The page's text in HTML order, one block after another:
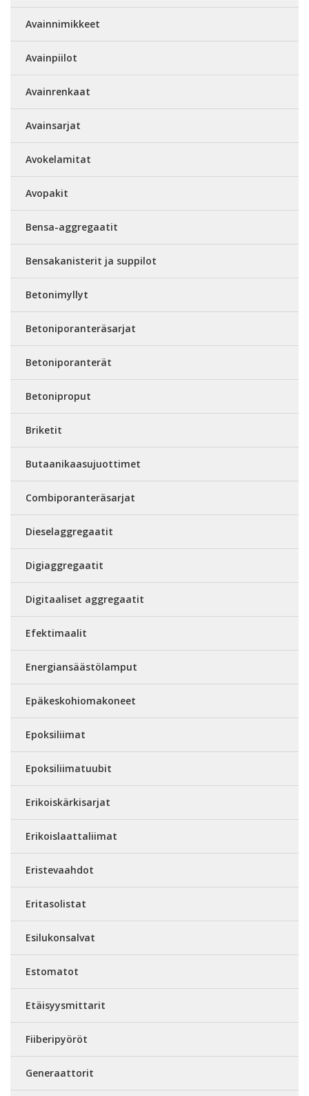
Avainnimikkeet
Avainpiilot
Avainrenkaat
Avainsarjat
Avokelamitat
Avopakit
Bensa-aggregaatit
Bensakanisterit ja suppilot
Betonimyllyt
Betoniporanteräsarjat
Betoniporanterät
Betoniproput
Briketit
Butaanikaasujuottimet
Combiporanteräsarjat
Dieselaggregaatit
Digiaggregaatit
Digitaaliset aggregaatit
Efektimaalit
Energiansäästölamput
Epäkeskohiomakoneet
Epoksiliimat
Epoksiliimatuubit
Erikoiskärkisarjat
Erikoislaattaliimat
Eristevaahdot
Eritasolistat
Esilukonsalvat
Estomatot
Etäisyysmittarit
Fiiberipyöröt
Generaattorit